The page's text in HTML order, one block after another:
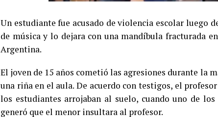
Un estudiante fue acusado de violencia escolar luego
de música y lo dejara con una mandíbula fracturada
Argentina.
El joven de 15 años cometió las agresiones durante la
una riña en el aula. De acuerdo con testigos, el
los estudiantes arrojaban al suelo, cuando uno de
generó que el menor insultara al profesor.